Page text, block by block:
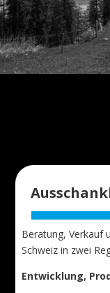
Beratung, Verkauf
Schweiz in zwei
Entwicklung,